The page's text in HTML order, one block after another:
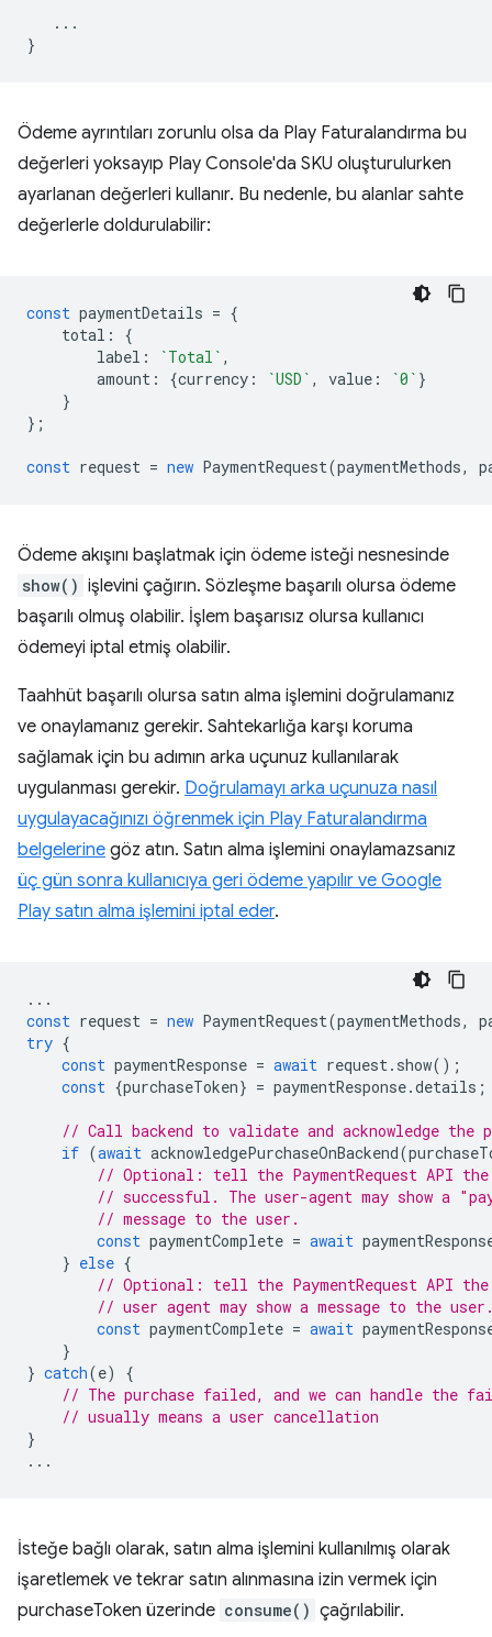
...
}
Ödeme ayrıntıları zorunlu olsa da Play Faturalandırma bu
değerleri yoksayıp Play Console'da SKU oluşturulurken
ayarlanan değerleri kullanır. Bu nedenle, bu alanlar sahte
değerlerle doldurulabilir:
const paymentDetails = {
total :
{
label : `Total` ,
amount : {currency : `USD` , value : `0` }
}
};
const request = new PaymentRequest(paymentMethods,
Ödeme akışını başlatmak için ödeme isteği nesnesinde
show() işlevini çağırın. Sözleşme başarılı olursa ödeme
başarılı olmuş olabilir. İşlem başarısız olursa kullanıcı
ödemeyi iptal etmiş olabilir.
Taahhüt başarılı olursa satın alma işlemini doğrulamanız
ve onaylamanız gerekir. Sahtekarlığa karşı koruma
sağlamak için bu adımın arka uçunuz kullanılarak
uygulanması gerekir. Doğrulamayı arka uçunuza nasıl
uygulayacağınızı öğrenmek için Play Faturalandırma
belgelerine göz atın. Satın alma işlemini onaylamazsanız
üç gün sonra kullanıcıya geri ödeme yapılır ve Google
Play satın alma işlemini iptal eder.
...
const request = new PaymentRequest(paymentMethods,
try {
const paymentResponse = await request. show();
const {purchaseToken} = paymentResponse.details ;
// Call backend to validate and acknowledge the
if (await acknowledgePurchaseOnBackend(
// Optional: tell the PaymentRequest API
// successful. The user-agent may show a
// message to the user.
const paymentComplete = await
} else {
// Optional: tell the PaymentRequest API
// user agent may show a message to the
const paymentComplete = await
}
} catch(e)
{
// The purchase failed, and we can handle the
// usually means a user cancellation
}
...
İsteğe bağlı olarak, satın alma işlemini kullanılmış olarak
işaretlemek ve tekrar satın alınmasına izin vermek için
purchaseToken üzerinde consume() çağrılabilir.